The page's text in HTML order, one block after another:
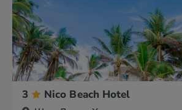
3 Nico Beach Hotel